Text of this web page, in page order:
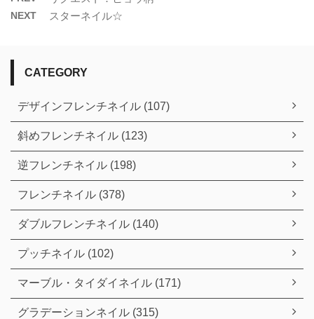
NEXT スターネイル☆
CATEGORY
デザインフレンチネイル (107)
斜めフレンチネイル (123)
逆フレンチネイル (198)
フレンチネイル (378)
ダブルフレンチネイル (140)
プッチネイル (102)
マーブル・タイダイネイル (171)
グラデーションネイル (315)